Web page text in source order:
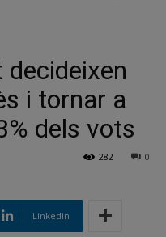
decideixen
i tornar a
dels vots
0
282
Linkedin